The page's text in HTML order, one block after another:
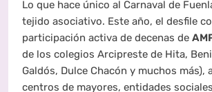
Lo que hace único al Carnaval de
tejido asociativo. Este año, el desfile
participación activa de decenas de
de los colegios Arcipreste de Hita,
Galdós, Dulce Chacón y muchos más),
centros de mayores, entidades